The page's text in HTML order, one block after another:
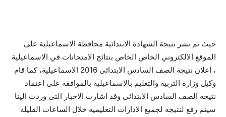
حيث تم نشر نتيجة الشهادة الابتدائية محافظة الاسماعيلية على
الموقع الالكتروني الخاص الخاص بنتائج الامتحانات في الاسماعيلية
، اعلان نتيجة الصف السادس الابتدائى 2016 الاسماعيلية، كما قام
وكيل وزارة التربيه والتعليم بالاسماعيلية بالموافقة على اعتماد
نتيجة الصف السادس الابتدائى وقد اشارت الاخبار التى وردت الينا
سيتم رفع لنتيجه لجميع الادارات التعليميه خلال الساعات القليله